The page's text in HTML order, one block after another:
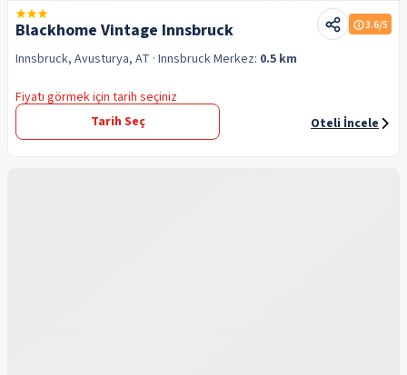
Blackhome Vintage Innsbruck 3.6/5
Innsbruck, Avusturya, AT · InnsbruckMerkez: 0.5 km
Fiyatı görmek için tarih seçiniz
Tarih Seç
Oteli İncele